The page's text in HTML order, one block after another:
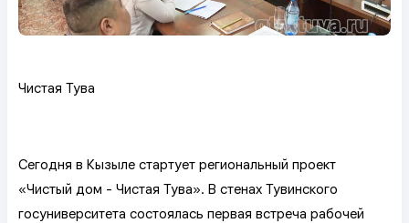
Чистая Тува
Сегодня в Кызыле стартует региональный проект
«Чистый дом - Чистая Тува». В стенах Тувинского
госуниверситета состоялась первая встреча рабочей